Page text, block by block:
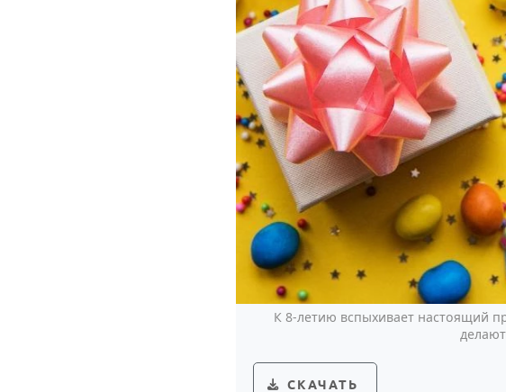
К 8-летию вспыхивает настоящий
СКАЧАТЬ